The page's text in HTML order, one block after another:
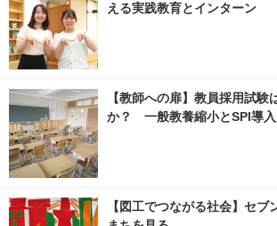
える実践教育とインターン
【教師への扉】教員採用試験
か？ 一般教養縮小とSPI導
【図工でつながる社会】セブ